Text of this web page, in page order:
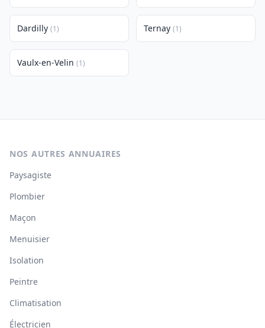
Dardilly (1) Ternay (1)
Vaulx-en-Velin (1)
NOS AUTRES ANNUAIRES
Paysagiste
Plombier
Maçon
Menuisier
Isolation
Peintre
Climatisation
Électricien